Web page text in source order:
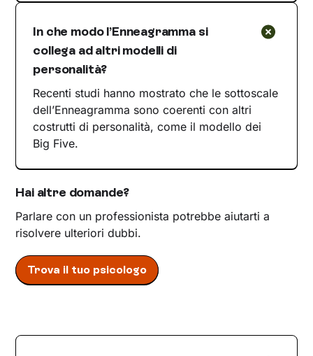
In che modo l’Enneagramma si
collega ad altri modelli di
personalità?
Recenti studi hanno mostrato che le sottoscale
dell’Enneagramma sono coerenti con altri
costrutti di personalità, come il modello dei
Big Five.
Hai altre domande?
Parlare con un professionista potrebbe aiutarti a
risolvere ulteriori dubbi.
Trova il tuo psicologo